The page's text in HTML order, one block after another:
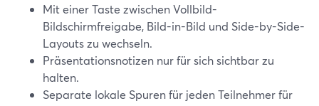
Mit einer Taste zwischen Vollbild-
Bildschirmfreigabe, Bild-in-Bild und Side-by-Side-
Layouts zu wechseln.
Präsentationsnotizen nur für sich sichtbar zu
halten.
Separate lokale Spuren für jeden Teilnehmer für